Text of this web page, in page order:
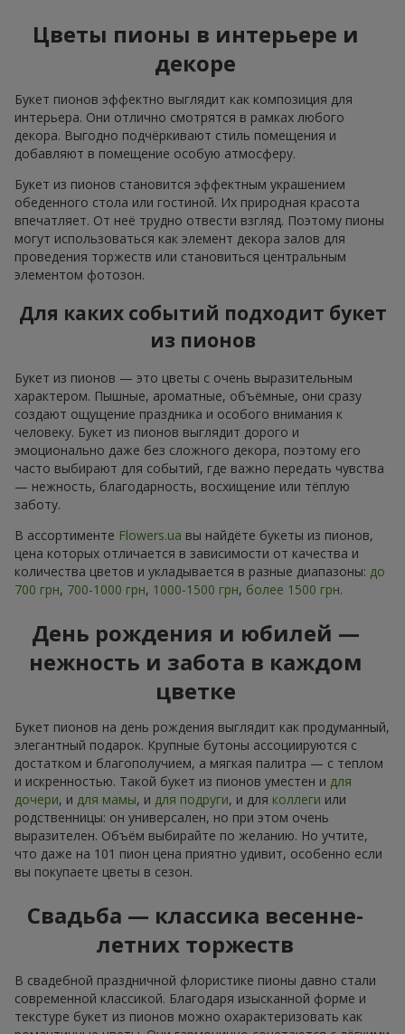
Цветы пионы в интерьере и
декоре
Букет пионов эффектно выглядит как композиция для
интерьера. Они отлично смотрятся в рамках любого
декора. Выгодно подчёркивают стиль помещения и
добавляют в помещение особую атмосферу.
Букет из пионов становится эффектным украшением
обеденного стола или гостиной. Их природная красота
впечатляет. От неё трудно отвести взгляд. Поэтому пионы
могут использоваться как элемент декора залов для
проведения торжеств или становиться центральным
элементом фотозон.
Для каких событий подходит букет
из пионов
Букет из пионов — это цветы с очень выразительным
характером. Пышные, ароматные, объёмные, они сразу
создают ощущение праздника и особого внимания к
человеку. Букет из пионов выглядит дорого и
эмоционально даже без сложного декора, поэтому его
часто выбирают для событий, где важно передать чувства
— нежность, благодарность, восхищение или тёплую
заботу.
В ассортименте Flowers.ua вы найдёте букеты из пионов,
цена которых отличается в зависимости от качества и
количества цветов и укладывается в разные диапазоны: до
700 грн, 700-1000 грн, 1000-1500 грн, более 1500 грн.
День рождения и юбилей —
нежность и забота в каждом
цветке
Букет пионов на день рождения выглядит как продуманный,
элегантный подарок. Крупные бутоны ассоциируются с
достатком и благополучием, а мягкая палитра — с теплом
и искренностью. Такой букет из пионов уместен и для
дочери, и для мамы, и для подруги, и для коллеги или
родственницы: он универсален, но при этом очень
выразителен. Объём выбирайте по желанию. Но учтите,
что даже на 101 пион цена приятно удивит, особенно если
вы покупаете цветы в сезон.
Свадьба — классика весенне-
летних торжеств
В свадебной праздничной флористике пионы давно стали
современной классикой. Благодаря изысканной форме и
текстуре букет из пионов можно охарактеризовать как